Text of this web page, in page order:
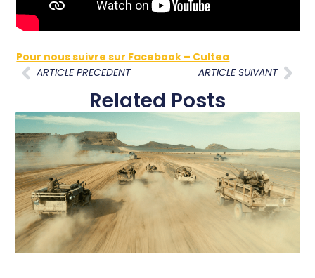
Pour nous suivre sur Facebook – Cultea
ARTICLE PRECEDENT
ARTICLE SUIVANT
Related Posts